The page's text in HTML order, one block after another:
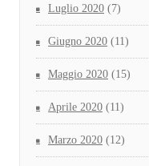
Luglio 2020 (7)
Giugno 2020 (11)
Maggio 2020 (15)
Aprile 2020 (11)
Marzo 2020 (12)